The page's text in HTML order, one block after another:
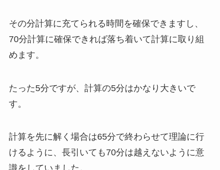
その分計算に充てられる時間を確保できますし、
70分計算に確保できれば落ち着いて計算に取り組
めます。
たった5分ですが、計算の5分はかなり大きいで
す。
計算を先に解く場合は65分で終わらせて理論に行
けるように、長引いても70分は越えないように意